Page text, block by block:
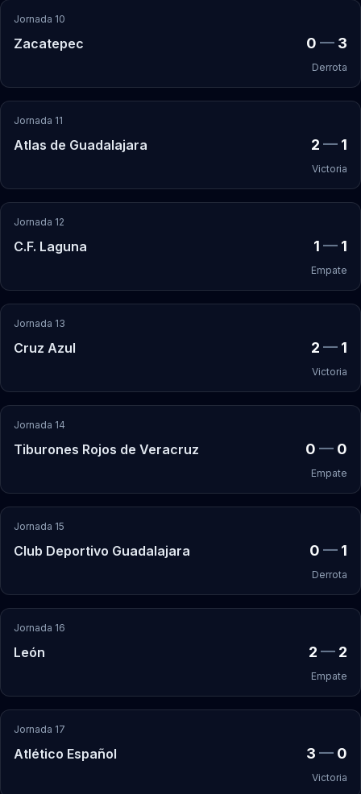
Jornada 10
Zacatepec 0 — 3
Derrota
Jornada 11
Atlas de Guadalajara 2 — 1
Victoria
Jornada 12
C.F. Laguna 1 — 1
Empate
Jornada 13
Cruz Azul 2 — 1
Victoria
Jornada 14
Tiburones Rojos de Veracruz 0 — 0
Empate
Jornada 15
Club Deportivo Guadalajara 0 — 1
Derrota
Jornada 16
León 2 — 2
Empate
Jornada 17
Atlético Español 3 — 0
Victoria